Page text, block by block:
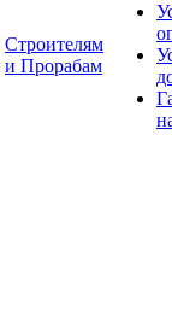
Строителям
и Прорабам